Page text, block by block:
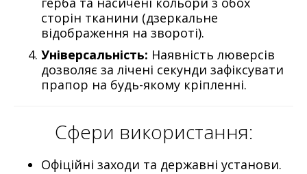
сторін тканини (дзеркальне
відображення на звороті).
Універсальність: Наявність люверсів
дозволяє за лічені секунди зафіксувати
прапор на будь-якому кріпленні.
Сфери використання:
Офіційні заходи та державні установи.